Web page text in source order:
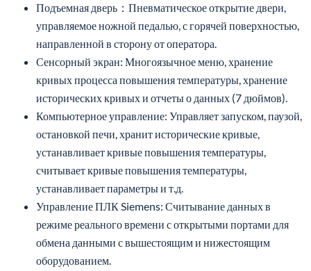
Подъемная дверь：Пневматическое открытие двери,
управляемое ножной педалью, с горячей поверхностью,
направленной в сторону от оператора.
Сенсорный экран: Многоязычное меню, хранение
кривых процесса повышения температуры, хранение
исторических кривых и отчеты о данных (7 дюймов).
Компьютерное управление: Управляет запуском, паузой,
остановкой печи, хранит исторические кривые,
устанавливает кривые повышения температуры,
считывает кривые повышения температуры,
устанавливает параметры и т.д.
Управление ПЛК Siemens: Считывание данных в
режиме реального времени с открытыми портами для
обмена данными с вышестоящим и нижестоящим
оборудованием.